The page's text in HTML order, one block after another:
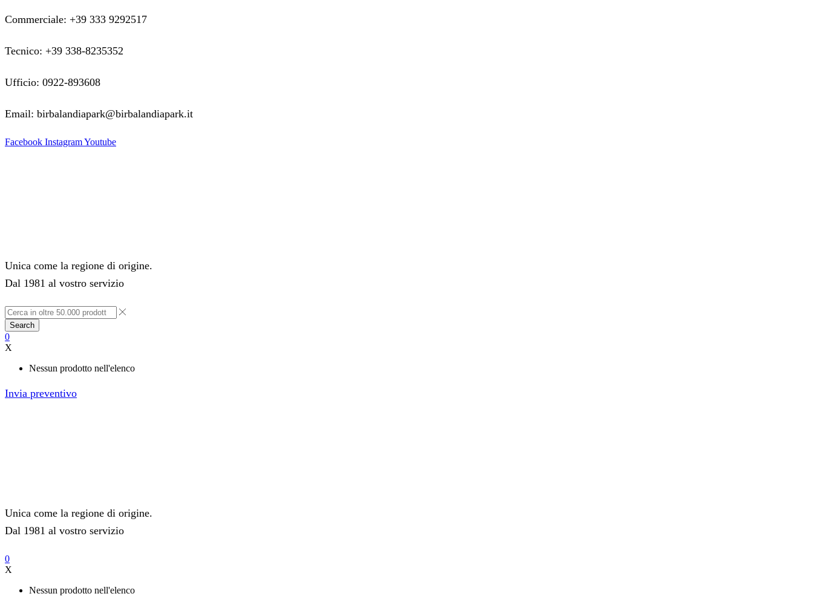
Commerciale: +39 333 9292517
Tecnico: +39 338-8235352
Ufficio: 0922-893608
Email: birbalandiapark@birbalandiapark.it
Facebook InstagramYoutube
Unica come la regione di origine.
Dal 1981 al vostro servizio
Search
0
X
Nessun prodotto nell'elenco
Invia preventivo
Unica come la regione di origine.
Dal 1981 al vostro servizio
0
X
Nessun prodotto nell'elenco